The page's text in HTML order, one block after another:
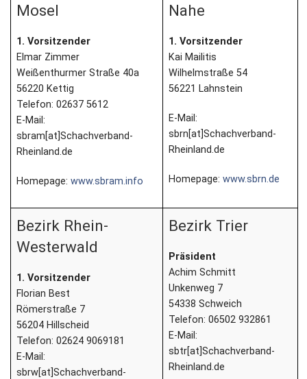
Schachjugend
Meistertafel
Fotos
Service
Newsletter
Kontakt
Impressum
Datenschutz
Mosel
1. Vorsitzender
Elmar Zimmer
Weißenthurmer Straße 40a
56220 Kettig
Telefon: 02637 5612
E-Mail:
sbram[at]Schachverband-
Rheinland.de
Homepage:www.sbram.info
Nahe
1. Vorsitzender
Kai Mailitis
Wilhelmstraße 54
56221 Lahnstein
E-Mail:
sbrn[at]Schachverband-
Rheinland.de
Homepage:www.sbrn.de
Bezirk Rhein-
Westerwald
1. Vorsitzender
Florian Best
Römerstraße 7
56204 Hillscheid
Telefon: 02624 9069181
E-Mail:
sbrw[at]Schachverband-
Bezirk Trier
Präsident
Achim Schmitt
Unkenweg 7
54338 Schweich
Telefon: 06502 932861
E-Mail:
sbtr[at]Schachverband-
Rheinland.de